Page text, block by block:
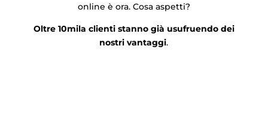
online è ora. Cosa aspetti?
Oltre 10mila clienti stanno già usufruendo dei
nostri vantaggi.